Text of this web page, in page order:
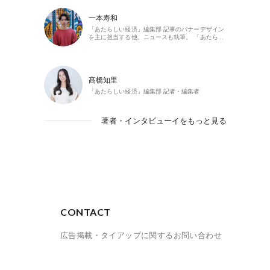
一本寿和
「あたらしい経済」編集部 記事のバナーデザイン
を主に担当する他、ニュースも執筆。 「あたら…
髙橋知里
「あたらしい経済」編集部 記者・編集者
著者・インタビューイをもっと見る
CONTACT
広告掲載・タイアップに関するお問い合わせ